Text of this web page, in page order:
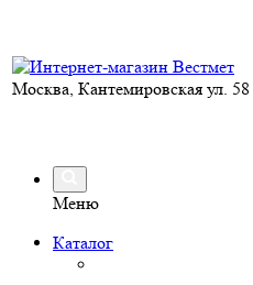
Москва, Кантемировская ул. 58
Меню
Каталог